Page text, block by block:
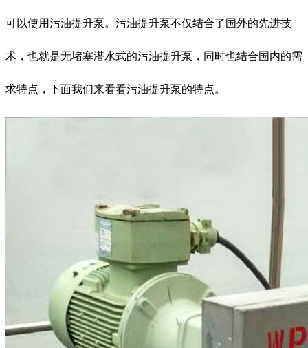
可以使用污油提升泵。污油提升泵不仅结合了国外的先进技
术，也就是无堵塞潜水式的污油提升泵，同时也结合国内的需
求特点，下面我们来看看污油提升泵的特点。